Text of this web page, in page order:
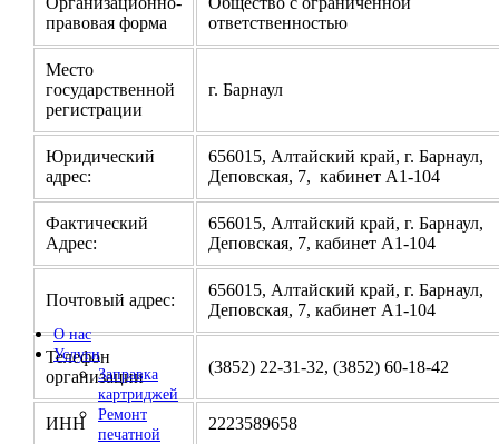
О нас
Услуги
Заправка
картриджей
Ремонт
печатной
правовая форма
ответственностью
Место
государственной
регистрации
г. Барнаул
Юридический
адрес:
656015, Алтайский край, г. Барнаул,
Деповская, 7, кабинет А1-104
Фактический
Адрес:
656015, Алтайский край, г. Барнаул,
Деповская, 7, кабинет А1-104
Почтовый адрес:
656015, Алтайский край, г. Барнаул,
Деповская, 7, кабинет А1-104
Телефон
организации
(3852) 22-31-32, (3852) 60-18-42
ИНН 2223589658